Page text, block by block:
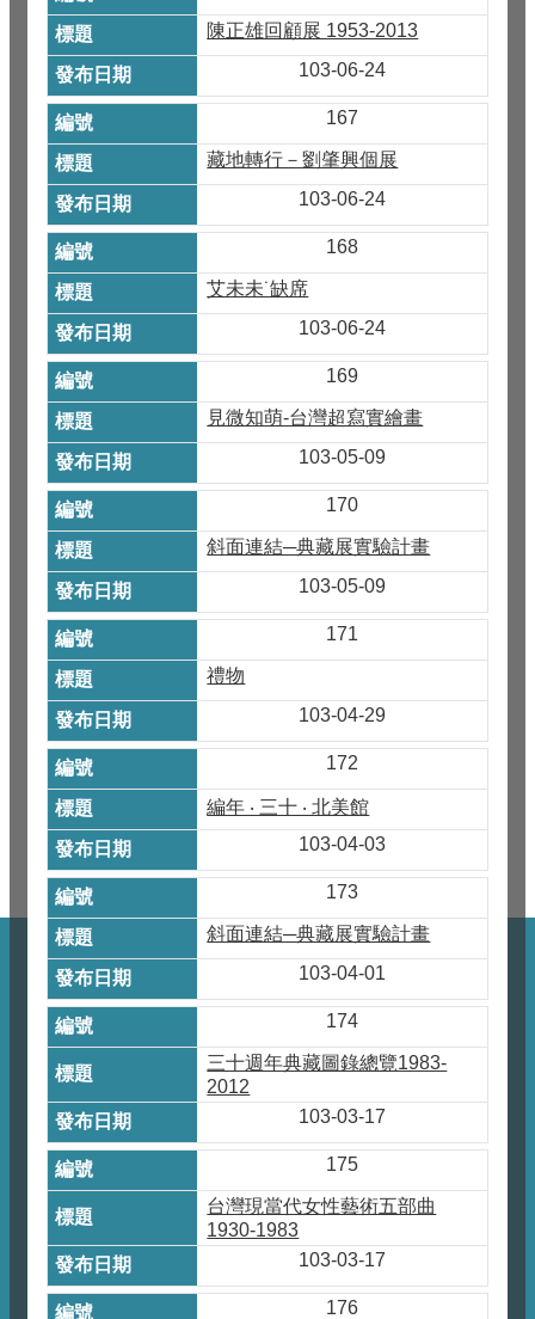
陳正雄回顧展 1953-2013
103-06-24
167
藏地轉行－劉肇興個展
103-06-24
168
艾未未˙缺席
103-06-24
169
見微知萌-台灣超寫實繪畫
103-05-09
170
斜面連結─典藏展實驗計畫
103-05-09
171
禮物
103-04-29
172
編年 ‧ 三十 ‧ 北美館
103-04-03
173
斜面連結─典藏展實驗計畫
103-04-01
174
三十週年典藏圖錄總覽1983-
2012
103-03-17
175
台灣現當代女性藝術五部曲
1930-1983
103-03-17
176